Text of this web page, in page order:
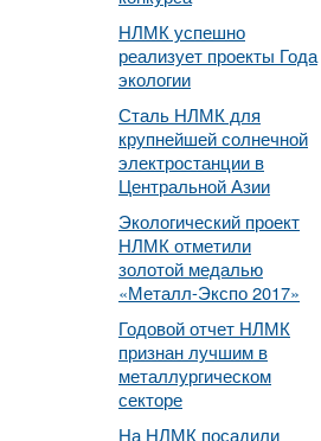
НЛМК успешно
реализует проекты Года
экологии
Сталь НЛМК для
крупнейшей солнечной
электростанции в
Центральной Азии
Экологический проект
НЛМК отметили
золотой медалью
«Металл-Экспо 2017»
Годовой отчет НЛМК
признан лучшим в
металлургическом
секторе
На НЛМК посадили